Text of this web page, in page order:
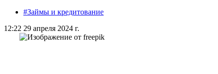
#Займы и кредитование
12:22 29 апреля 2024 г.